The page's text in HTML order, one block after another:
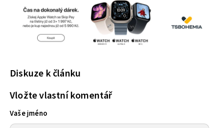
Diskuze k článku
Vložte vlastní komentář
Vaše jméno